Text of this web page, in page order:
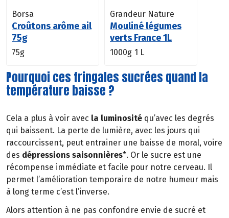
Borsa
Croûtons arôme ail
75g
75g
Grandeur Nature
Mouliné légumes
verts France 1L
1000g 1 L
Pourquoi ces fringales sucrées quand la
température baisse ?
Cela a plus à voir avec la luminosité qu’avec les degrés
qui baissent. La perte de lumière, avec les jours qui
raccourcissent, peut entrainer une baisse de moral, voire
des dépressions saisonnières*. Or le sucre est une
récompense immédiate et facile pour notre cerveau. Il
permet l’amélioration temporaire de notre humeur mais
à long terme c’est l’inverse.
Alors attention à ne pas confondre envie de sucré et